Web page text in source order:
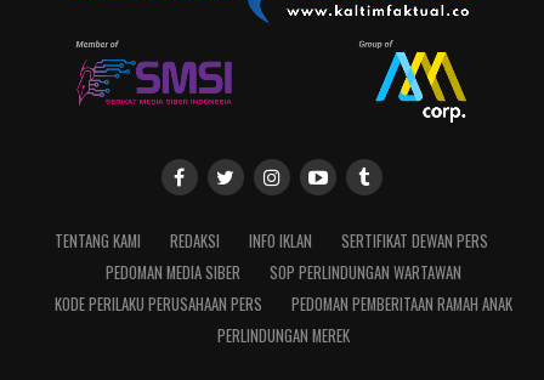
TENTANG KAMI REDAKSI INFO IKLAN
SERTIFIKAT DEWAN PERS
PEDOMAN MEDIA SIBER
SOP PERLINDUNGAN WARTAWAN
KODE PERILAKU PERUSAHAAN PERS
PEDOMAN PEMBERITAAN RAMAH ANAK
PERLINDUNGAN MEREK